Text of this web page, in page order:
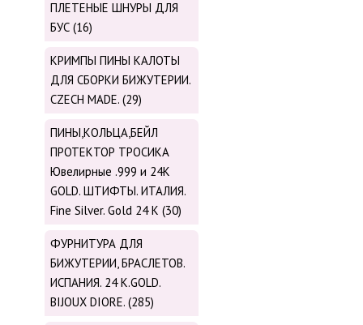
ПЛЕТЕНЫЕ ШНУРЫ ДЛЯ
БУС (16)
КРИМПЫ ПИНЫ КАЛОТЫ
ДЛЯ СБОРКИ БИЖУТЕРИИ.
CZECH MADE. (29)
ПИНЫ,КОЛЬЦА,БЕЙЛ
ПРОТЕКТОР ТРОСИКА
Ювелирные .999 и 24К
GOLD. ШТИФТЫ. ИТАЛИЯ.
Fine Silver. Gold 24 K (30)
ФУРНИТУРА ДЛЯ
БИЖУТЕРИИ, БРАСЛЕТОВ.
ИСПАНИЯ. 24 K.GOLD.
BIJOUX DIORE. (285)